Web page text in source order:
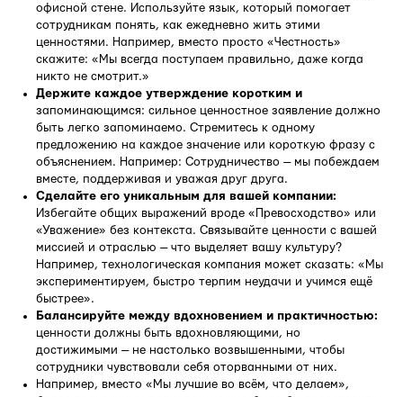
офисной стене. Используйте язык, который помогает
сотрудникам понять, как ежедневно жить этими
ценностями. Например, вместо просто «Честность»
скажите: «Мы всегда поступаем правильно, даже когда
никто не смотрит.»
Держите каждое утверждение коротким и
запоминающимся: сильное ценностное заявление должно
быть легко запоминаемо. Стремитесь к одному
предложению на каждое значение или короткую фразу с
объяснением. Например: Сотрудничество — мы побеждаем
вместе, поддерживая и уважая друг друга.
Сделайте его уникальным для вашей компании:
Избегайте общих выражений вроде «Превосходство» или
«Уважение» без контекста. Связывайте ценности с вашей
миссией и отраслью — что выделяет вашу культуру?
Например, технологическая компания может сказать: «Мы
экспериментируем, быстро терпим неудачи и учимся ещё
быстрее».
Балансируйте между вдохновением и практичностью:
ценности должны быть вдохновляющими, но
достижимыми — не настолько возвышенными, чтобы
сотрудники чувствовали себя оторванными от них.
Например, вместо «Мы лучшие во всём, что делаем»,